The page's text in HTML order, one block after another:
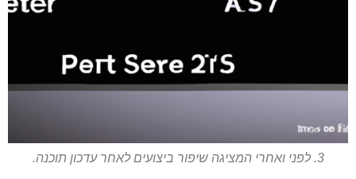
3. לפני ואחרי המציגה שיפור ביצועים לאחר עדכון תוכנה.